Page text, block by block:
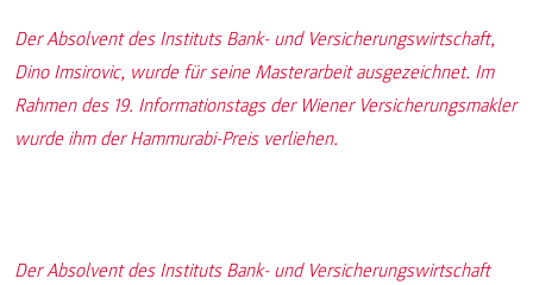
Der Absolvent des Instituts Bank- und Versicherungswirtschaft,
Dino Imsirovic, wurde für seine Masterarbeit ausgezeichnet. Im
Rahmen des 19. Informationstags der Wiener Versicherungsmakler
wurde ihm der Hammurabi-Preis verliehen.
Der Absolvent des Instituts Bank- und Versicherungswirtschaft